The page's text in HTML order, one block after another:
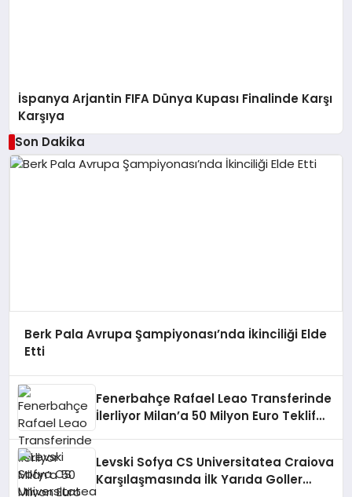
İspanya Arjantin FIFA Dünya Kupası Finalinde Karşı
Karşıya
Son Dakika
Berk Pala Avrupa Şampiyonası’nda İkinciliği Elde
Etti
Fenerbahçe Rafael Leao Transferinde
İlerliyor Milan’a 50 Milyon Euro Teklif
Levski Sofya CS Universitatea Craiova
Karşılaşmasında İlk Yarıda Goller